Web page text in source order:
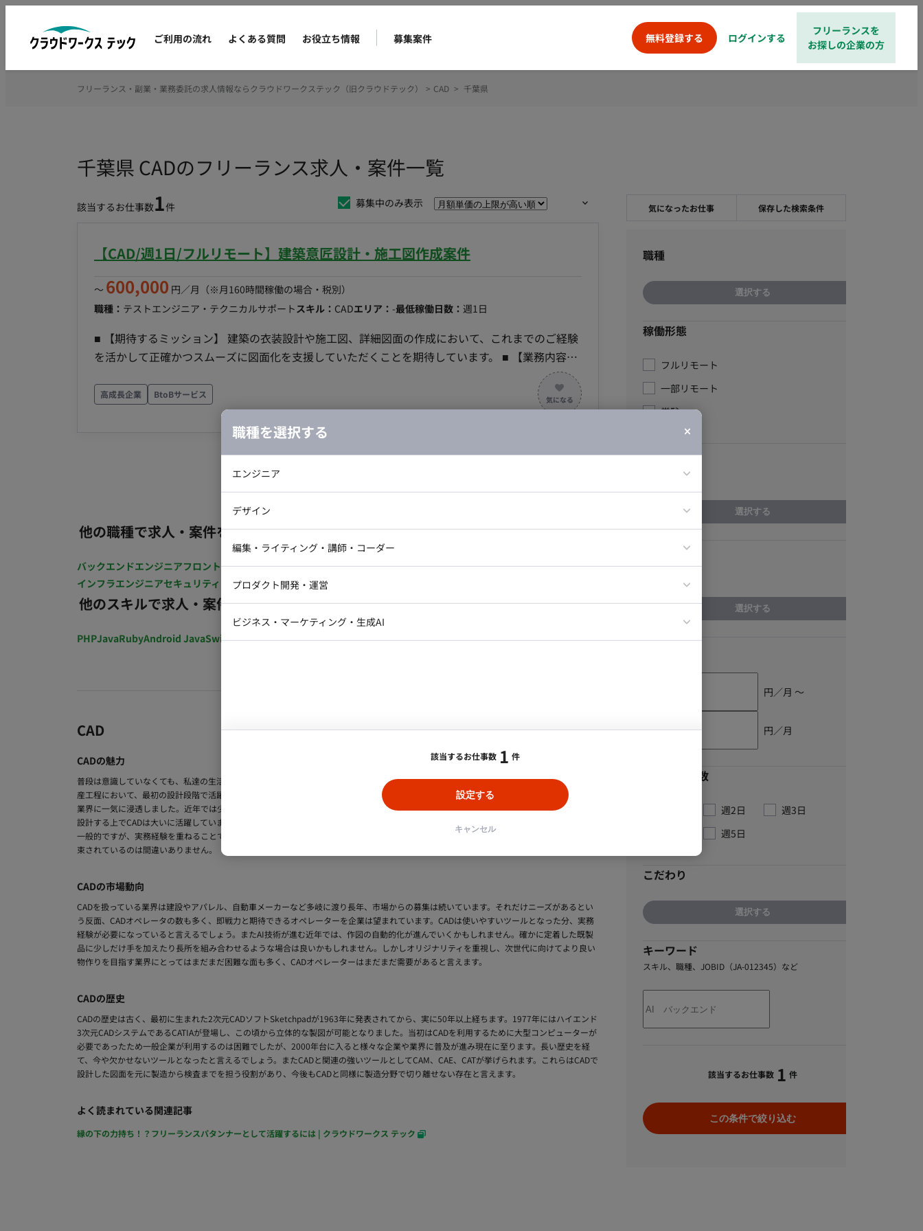
ご利用の流れ よくある質問 お役立ち情報 募集案件 無料登録する ログインする
フリーランスを
お探しの企業の方
千葉県 CADのフリーランス求人・案件一覧
該当するお仕事数1件 募集中のみ表示
【CAD/週1日/フルリモート】建築意匠設計・施工図作成案件
〜 600,000 円／月 （※月160時間稼働の場合・税別）
職種： テストエンジニア・テクニカルサポートスキル： CADエリア： -最低稼働日数： 週1日
■ 【期待するミッション】 建築の衣装設計や施工図、詳細図面の作成において、これまでのご経験
を活かして正確かつスムーズに図面化を支援していただくことを期待しています。 ■ 【業務内容・
担当工程】 【図面の作成・修正】 AutoCAD等を使用し、建築意匠設計や施工図、詳細図面（石周
りやタイル関連などを含む）の作成・修正業務をご担当いただきます。
高成長企業 BtoBサービス
他の職種で求人・案件を探す
バックエンドエンジニアフロントエンジニアiOSエンジニア・Androidエンジニアゲームプログラマ・エンジニア
インフラエンジニアセキュリティエンジニアテストエンジニア・テクニカルサポート
他のスキルで求人・案件を探す
PHPJavaRubyAndroid JavaSwift開発ディレクションUnityObjective-CPython
CAD
CADの魅力
普段は意識していなくても、私達の生活にいつも大きく関わっているのがCADです。住宅や服飾、スマートフォンに家電など様々な産業の生
産工程において、最初の設計段階で活躍しているデザインツールです。作図を効率良く行うことができ改変の手間が簡略化できるため、設計
業界に一気に浸透しました。近年では少子高齢化の影響で福祉業界が住宅や施設のバリアフリー化に力を入れており、そのリフォーム計画を
設計する上でCADは大いに活躍しています。仕事内容としては、最初は設計を元に正確に図面を描くCADオペレーターからスタートするのが
一般的ですが、実務経験を重ねることで設計士やデザイナーにキャリアアップを図ることも充分に可能です。CADが活躍する場面が今後も約
束されているのは間違いありません。
CADの市場動向
CADを扱っている業界は建設やアパレル、自動車メーカーなど多岐に渡り長年、市場からの募集は続いています。それだけニーズがあるとい
う反面、CADオペレータの数も多く、即戦力と期待できるオペレーターを企業は望まれています。CADは使いやすいツールとなった分、実務
経験が必要になっていると言えるでしょう。またAI技術が進む近年では、作図の自動的化が進んでいくかもしれません。確かに定着した既製
品に少しだけ手を加えたり長所を組み合わせるような場合は良いかもしれません。しかしオリジナリティを重視し、次世代に向けてより良い
物作りを目指す業界にとってはまだまだ困難な面も多く、CADオペレーターはまだまだ需要があると言えます。
CADの歴史
CADの歴史は古く、最初に生まれた2次元CADソフトSketchpadが1963年に発表されてから、実に50年以上経ちます。1977年にはハイエンド
3次元CADシステムであるCATIAが登場し、この頃から立体的な製図が可能となりました。当初はCADを利用するために大型コンピューターが
必要であったため一般企業が利用するのは困難でしたが、2000年台に入ると様々な企業や業界に普及が進み現在に至ります。長い歴史を経
て、今や欠かせないツールとなったと言えるでしょう。またCADと関連の強いツールとしてCAM、CAE、CATが挙げられます。これらはCADで
設計した図面を元に製造から検査までを担う役割があり、今後もCADと同様に製造分野で切り離せない存在と言えます。
よく読まれている関連記事
縁の下の力持ち！？フリーランスパタンナーとして活躍するには | クラウドワークス テック
気になったお仕事 保存した検索条件
職種
選択する
職種を選択する
エンジニア
インフラエンジニア
テストエンジニア・テクニカルサポート
AIエンジニア・機械学習エンジニア
デザイン
Webデザイナー・UI/UXデザイナー
ラストレーター
編集・ライティング・講師・コーダー
プロダクト開発・運営
クトマネージャー
ビジネス・マーケティング・生成AI
該当するお仕事数 1 件
設定する
キャンセル
稼働形態
フルリモート
一部リモート
常駐
エリア
選択する
選択する
単価
円／月 〜
円／月
最低稼働日数
週2日
週3日
週5日
こだわり
選択する
キーワード
スキル、職種、JOBID（JA-012345）など
該当するお仕事数 1 件
この条件で絞り込む
フリーランス・副業・業務委託の求人情報ならクラウドワークステック（旧クラウドテック） > CAD > 千葉県